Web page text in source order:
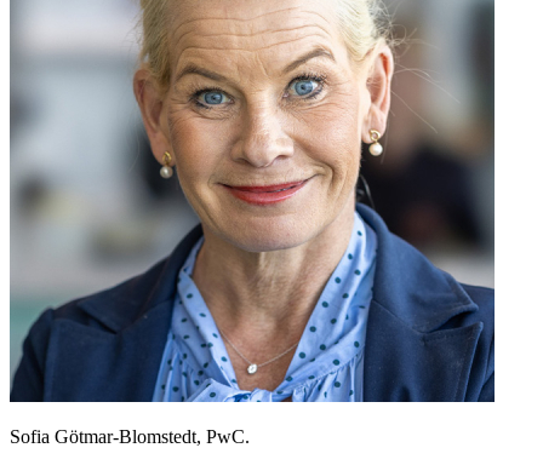
Sofia Götmar-Blomstedt, PwC.